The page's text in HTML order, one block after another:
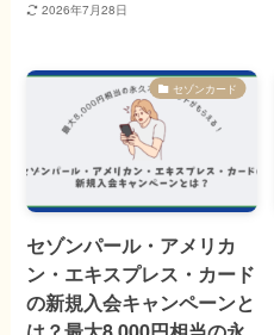
2026年7月28日
セゾンカード
セゾンパール・アメリカ
ン・エキスプレス・カード
の新規入会キャンペーンと